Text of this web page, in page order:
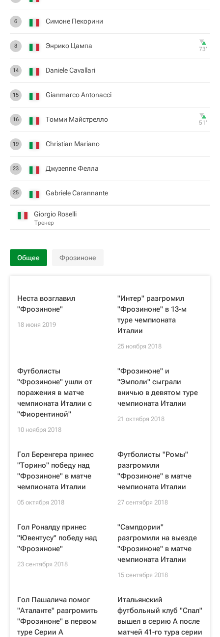
6 Симоне Пекорини
8 Энрико Цампа 73‎’‎
14 Daniele Cavallari
15 Gianmarco Antonacci
16 Томми Майстрелло 51‎’‎
19 Christian Mariano
23 Джузеппе Фелла
25 Gabriele Carannante
Giorgio Roselli
Тренер
Общее Фрозиноне
Неста возглавил
"Фрозиноне"
18 июня 2019
"Интер" разгромил
"Фрозиноне" в 13-м
туре чемпионата
Италии
25 ноября 2018
Футболисты
"Фрозиноне" ушли от
поражения в матче
чемпионата Италии с
"Фиорентиной"
10 ноября 2018
"Фрозиноне" и
"Эмполи" сыграли
вничью в девятом туре
чемпионата Италии
21 октября 2018
Гол Беренгера принес
"Торино" победу над
"Фрозиноне" в матче
чемпионата Италии
05 октября 2018
Футболисты "Ромы"
разгромили
"Фрозиноне" в матче
чемпионата Италии
27 сентября 2018
Гол Роналду принес
"Ювентусу" победу над
"Фрозиноне"
23 сентября 2018
"Сампдории"
разгромили на выезде
"Фрозиноне" в матче
чемпионата Италии
15 сентября 2018
Гол Пашалича помог
"Аталанте" разгромить
"Фрозиноне" в первом
туре Серии А
Итальянский
футбольный клуб "Спал"
вышел в серию А после
матчей 41-го тура серии